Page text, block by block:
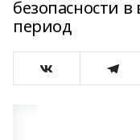
безопасности
период